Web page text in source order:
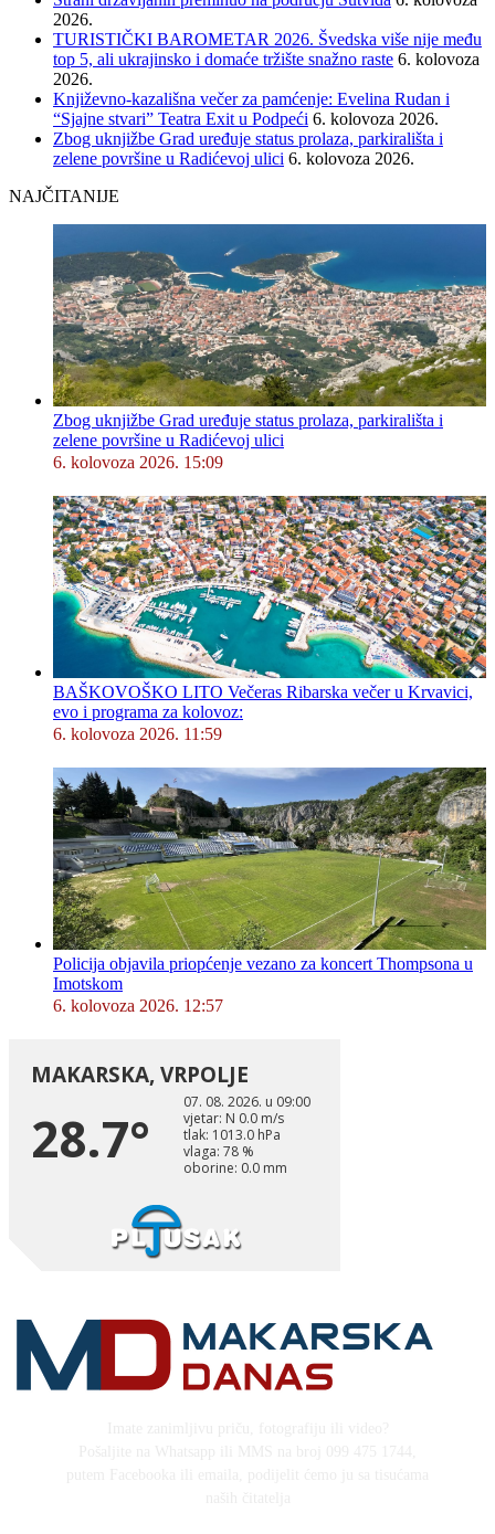
2026.
TURISTIČKI BAROMETAR 2026. Švedska više nije među
top 5, ali ukrajinsko i domaće tržište snažno raste 6. kolovoza
2026.
Književno-kazališna večer za pamćenje: Evelina Rudan i
“Sjajne stvari” Teatra Exit u Podpeći 6. kolovoza 2026.
Zbog uknjižbe Grad uređuje status prolaza, parkirališta i
zelene površine u Radićevoj ulici 6. kolovoza 2026.
NAJČITANIJE
Zbog uknjižbe Grad uređuje status prolaza, parkirališta i
zelene površine u Radićevoj ulici
6. kolovoza 2026. 15:09
BAŠKOVOŠKO LITO Večeras Ribarska večer u Krvavici,
evo i programa za kolovoz:
6. kolovoza 2026. 11:59
Policija objavila priopćenje vezano za koncert Thompsona u
Imotskom
6. kolovoza 2026. 12:57